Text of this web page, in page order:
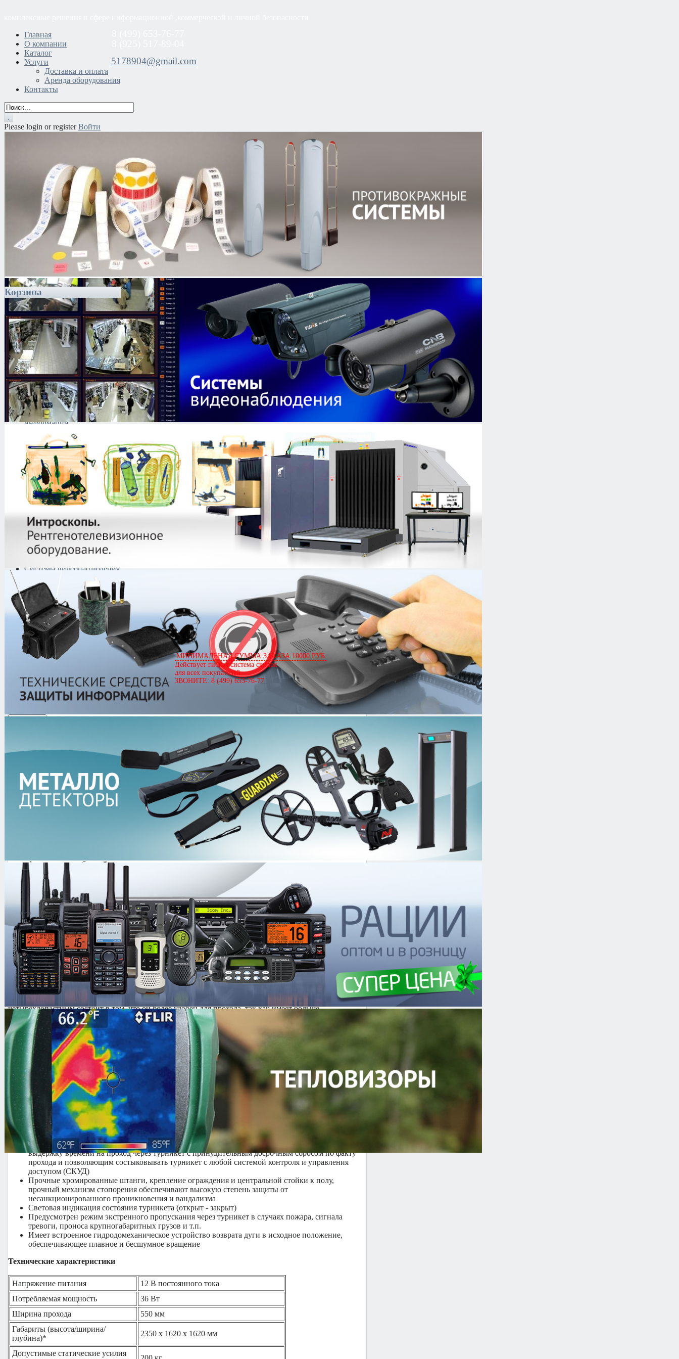
5178904@gmail.com
Главная
О компании
Каталог
Услуги
Доставка и оплата
Аренда оборудования
Контакты
Please login or register Войти
Корзина
Каталог
Антитеррористическое
оборудование
Поиск и выявление
каналов утечки
информации
Технические средства
защиты информации
Тепловизоры
Криминалистическая
техника
Поисково-досмотровое
оборудование
Средства
документирования и
Металлодетекторы
Полиграфы
Противокражные системы
Рации и Аксессуары
Переговорные устройства
Системы видеонаблюдения
оборудование
Контроль доступа
Каталог/Контроль доступа/ Турникеты/Ростов Дон/Полноростовые турникеты/Ростов-Дон
ПР1У/3
Ростов-Дон ПР1У/3
Артикул01522
Ростов-Дон ПР1У/3
Цена254,436.00 руб.
МИНИМАЛЬНАЯ СУММА ЗАКАЗА 10000 РУБ
Действует гибкая система скидок
для всех покупателей.
ЗВОНИТЕ: 8 (499) 653-76-77
Комплектация
турникет с подключенным к нему пультом дистанционного управления (ПДУ)
30 хромированных штанг
блок питания 24В для системы электроподогрева
фундаментные болты*
ПДУ со встроенным счетчиком количества входов и выходов*
блок питания 12В*
система беспроводного радиоуправления*
* Опционально
Ростов-Дон ПР1У/3 -Полноростовые роторные турникеты, предназначенные для ограничения
доступа посредством лопастей, вращающихся вокруг вертикальной оси. Лопасти могут быть
образованы из дуг, штанг и т.п. Для прохода необходимо толкнуть преграждающую лопасть, после
чего механизм плавно довернет ее. Трехлопастные роторные турникеты более удобны для прохода,
так как имеют больше пространства между лопастями, что немаловажно при проходе с сумками и т.п.
Четырехлопастные турникеты обеспечивают более жесткое отсечение проходящих по одному, так как
имеют меньшее пространство между лопастями. Роторные полноростовые турникеты широко
применяются для контроля доступа в банках и различных учреждениях.
трехлопастного уличного роторного полноростового турникета РостЕвроСтрой «ПР1У/3» перед
четырехлопастным состоит в том, что он более удобен для прохода, так как имеет больше
пространства между лопастями, что немаловажно при проходе с сумками, тяжелыми грузами,
занимающими лишнее место.
Основные особенности
Элегантный дизайн
Встроенный подогрев
Элементы корпуса из нержавеющей стали
Режимы пропуска по одному человеку и группы людей
Возможность организации строгого автоматизированного учёта проходящих
Варианты покрытия: «серебряный антик», «медный антик», «бронзовый антик», а также любой
другой цвет по RAL
Электрическое дистанционное управление от пульта дистанционного управления (ПДУ) или
системы контроля и управления доступом (СКУД); нормальное состояние турникета –
«закрыто»; оснащён блоком электронного управления, обеспечивающим регулируемую
выдержку времени на проход через турникет с принудительным досрочным сбросом по факту
прохода и позволяющим состыковывать турникет с любой системой контроля и управления
доступом (СКУД)
Прочные хромированные штанги, крепление ограждения и центральной стойки к полу,
прочный механизм стопорения обеспечивают высокую степень защиты от
несанкционированного проникновения и вандализма
Световая индикация состояния турникета (открыт - закрыт)
Предусмотрен режим экстренного пропускания через турникет в случаях пожара, сигнала
тревоги, проноса крупногабаритных грузов и т.п.
Имеет встроенное гидродомеханическое устройство возврата дуги в исходное положение,
обеспечивающее плавное и бесшумное вращение
Технические характеристики
Напряжение питания
12 В постоянного тока
Потребляемая мощность
36 Вт
Ширина прохода
550 мм
Габариты (высота/ширина/
глубина)*
2350 х 1620 х 1620 мм
Допустимые статические усилия